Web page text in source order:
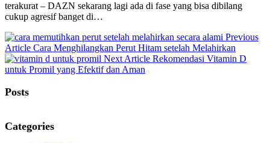
terakurat – DAZN sekarang lagi ada di fase yang bisa dibilang
cukup agresif banget di…
Previous
Article Previous
Post:
Cara Menghilangkan Perut Hitam setelah Melahirkan
Next Article Next
Rekomendasi Vitamin D
untuk Promil yang Efektif dan Aman
Posts
Categories